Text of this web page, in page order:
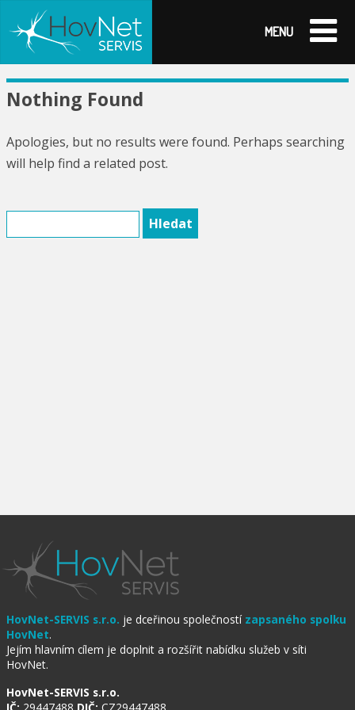
Nothing Found
Apologies, but no results were found. Perhaps searching
will help find a related post.
HovNet-SERVIS s.r.o. je dceřinou společností zapsaného spolku
HovNet.
Jejím hlavním cílem je doplnit a rozšířit nabídku služeb v síti
HovNet.
HovNet-SERVIS s.r.o.
MENU